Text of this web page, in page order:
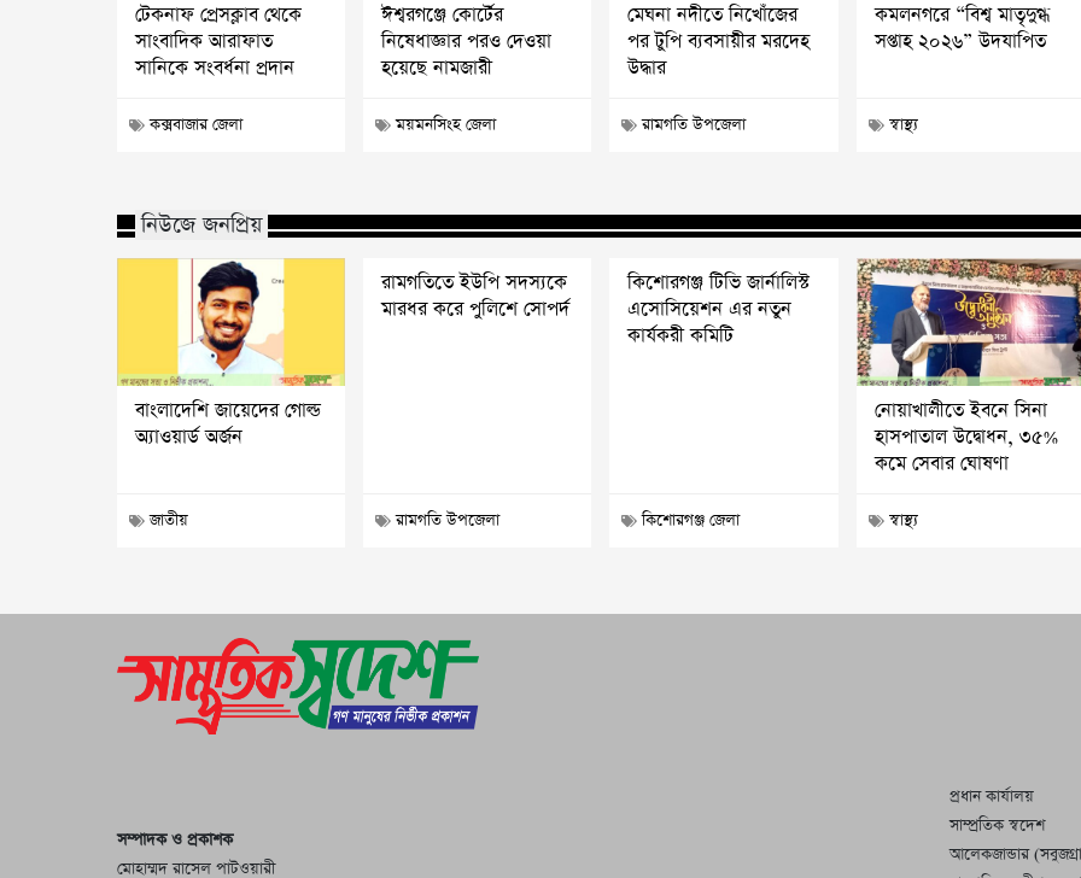
টেকনাফ প্রেসক্লাব থেকে
সাংবাদিক আরাফাত
সানিকে সংবর্ধনা প্রদান
কক্সবাজার জেলা
ঈশ্বরগঞ্জে কোর্টের
নিষেধাজ্ঞার পরও দেওয়া
হয়েছে নামজারী
ময়মনসিংহ জেলা
মেঘনা নদীতে নিখোঁজের
পর টুপি ব্যবসায়ীর মরদেহ
উদ্ধার
রামগতি উপজেলা
কমলনগরে “বিশ্ব মাতৃদুগ্ধ
সপ্তাহ ২০২৬” উদযাপিত
স্বাস্থ্য
নিউজে জনপ্রিয়
বাংলাদেশি জায়েদের গোল্ড
অ্যাওয়ার্ড অর্জন
জাতীয়
রামগতিতে ইউপি সদস্যকে
মারধর করে পুলিশে সোপর্দ
রামগতি উপজেলা
কিশোরগঞ্জ টিভি জার্নালিস্ট
এসোসিয়েশন এর নতুন
কার্যকরী কমিটি
কিশোরগঞ্জ জেলা
নোয়াখালীতে ইবনে সিনা
হাসপাতাল উদ্বোধন, ৩৫%
কমে সেবার ঘোষণা
স্বাস্থ্য
সম্পাদক ও প্রকাশক
মোহাম্মদ রাসেল পাটওয়ারী
প্রধান কার্যালয়
সাম্প্রতিক স্বদেশ
আলেকজান্ডার